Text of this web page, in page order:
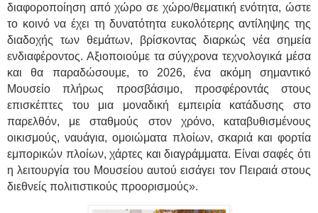
διαφοροποίηση από χώρο σε χώρο/θεματική ενότητα, ώστε
το κοινό να έχει τη δυνατότητα ευκολότερης αντίληψης της
διαδοχής των θεμάτων, βρίσκοντας διαρκώς νέα σημεία
ενδιαφέροντος. Αξιοποιούμε τα σύγχρονα τεχνολογικά μέσα
και θα παραδώσουμε, το 2026, ένα ακόμη σημαντικό
Μουσείο πλήρως προσβάσιμο, προσφέροντάς στους
επισκέπτες του μια μοναδική εμπειρία κατάδυσης στο
παρελθόν, με σταθμούς στον χρόνο, καταβυθισμένους
οικισμούς, ναυάγια, ομοιώματα πλοίων, σκαριά και φορτία
εμπορικών πλοίων, χάρτες και διαγράμματα. Είναι σαφές ότι
η λειτουργία του Μουσείου αυτού εισάγει τον Πειραιά στους
διεθνείς πολιτιστικούς προορισμούς».